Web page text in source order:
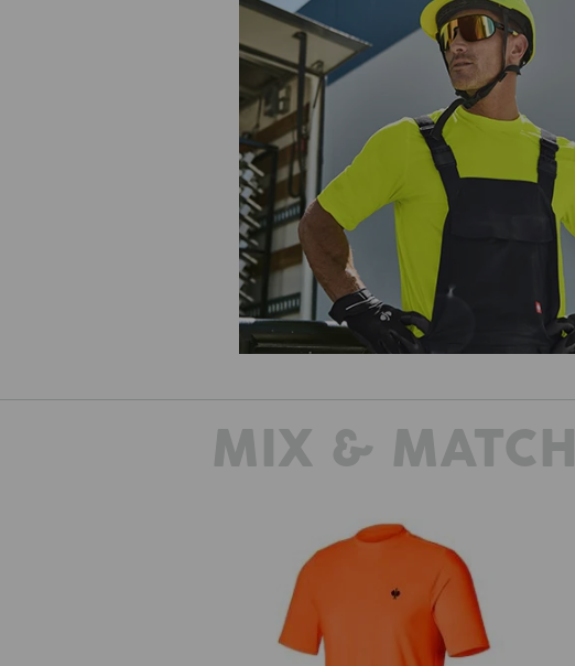
MIX & MATCH
T-shirt funzionale Visibility UV e.s.trail